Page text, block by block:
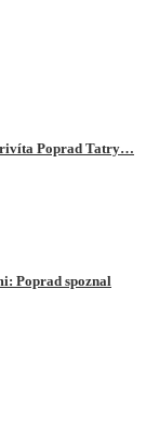
Poprad Tatry…
Poprad spoznal